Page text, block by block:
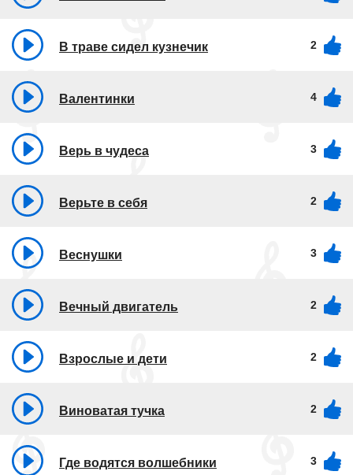
В траве сидел кузнечик 2
Валентинки 4
Верь в чудеса 3
Верьте в себя 2
Веснушки 3
Вечный двигатель 2
Взрослые и дети 2
Виноватая тучка 2
Где водятся волшебники 3